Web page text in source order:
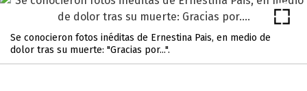
Se conocieron fotos inéditas de Ernestina Pais, en medio de
dolor tras su muerte: "Gracias por...".